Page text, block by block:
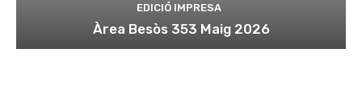
EDICIÓ IMPRESA
Àrea Besòs 353 Maig 2026